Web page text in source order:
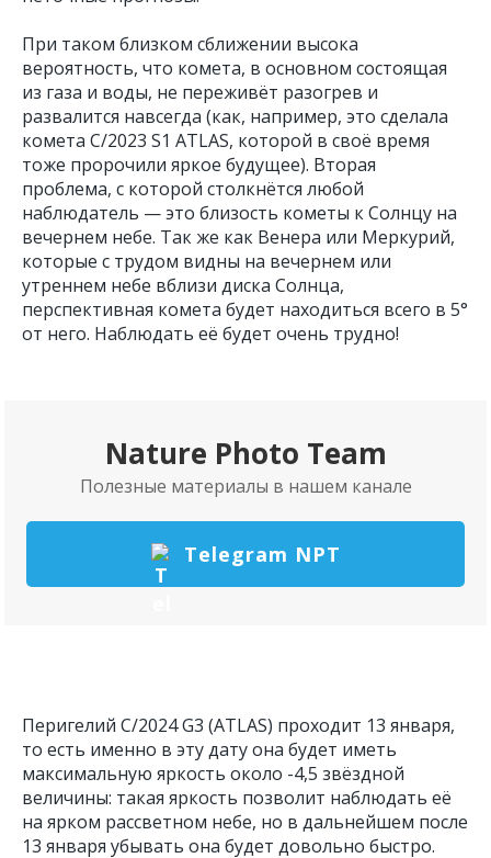
При таком близком сближении высока
вероятность, что комета, в основном состоящая
из газа и воды, не переживёт разогрев и
развалится навсегда (как, например, это сделала
комета С/2023 S1 ATLAS, которой в своё время
тоже пророчили яркое будущее). Вторая
проблема, с которой столкнётся любой
наблюдатель — это близость кометы к Солнцу на
вечернем небе. Так же как Венера или Меркурий,
которые с трудом видны на вечернем или
утреннем небе вблизи диска Солнца,
перспективная комета будет находиться всего в 5°
от него. Наблюдать её будет очень трудно!
Nature Photo Team
Полезные материалы в нашем канале
Telegram NPT
Перигелий С/2024 G3 (ATLAS) проходит 13 января,
то есть именно в эту дату она будет иметь
максимальную яркость около -4,5 звёздной
величины: такая яркость позволит наблюдать её
на ярком рассветном небе, но в дальнейшем после
13 января убывать она будет довольно быстро.